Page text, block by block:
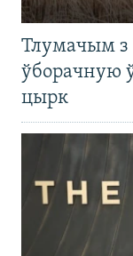
Тлумачым з
ўборачную
цырк